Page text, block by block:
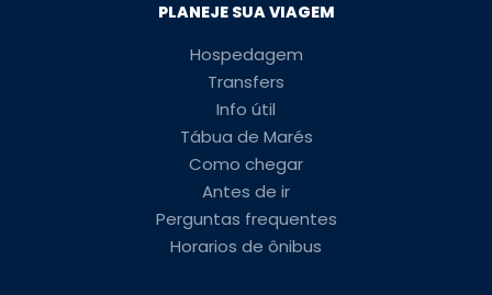
PLANEJE SUA VIAGEM
Hospedagem
Transfers
Info útil
Tábua de Marés
Como chegar
Antes de ir
Perguntas frequentes
Horarios de ônibus